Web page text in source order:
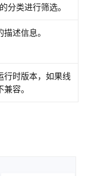
分类进行筛选。
述信息。
行时版本，如果线
容。